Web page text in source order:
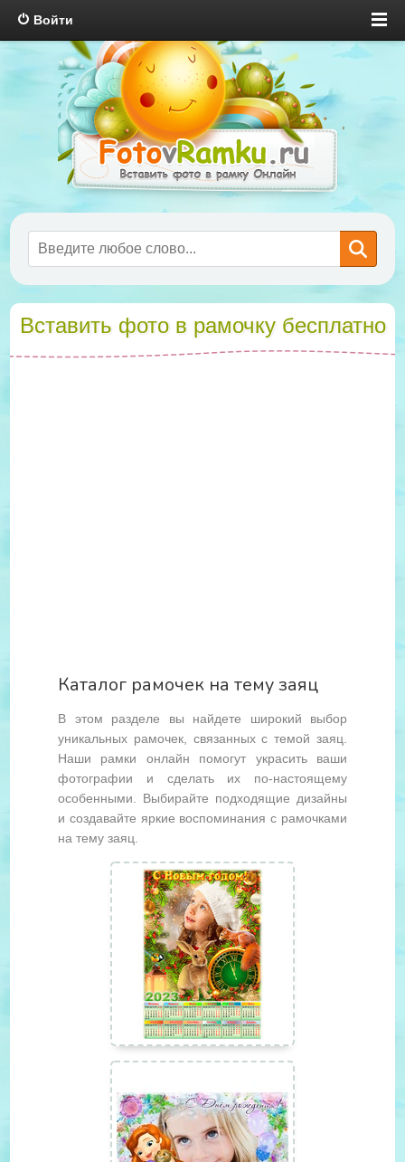
Войти
Вставить фото в рамочку бесплатно
Каталог рамочек на тему заяц
В этом разделе вы найдете широкий выбор
уникальных рамочек, связанных с темой заяц.
Наши рамки онлайн помогут украсить ваши
фотографии и сделать их по-настоящему
особенными. Выбирайте подходящие дизайны
и создавайте яркие воспоминания с рамочками
на тему заяц.